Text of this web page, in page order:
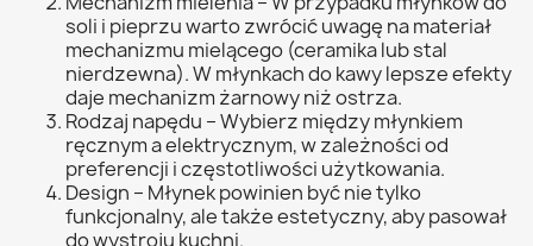
soli i pieprzu warto zwrócić uwagę na materiał
mechanizmu mielącego (ceramika lub stal
nierdzewna). W młynkach do kawy lepsze efekty
daje mechanizm żarnowy niż ostrza.
Rodzaj napędu – Wybierz między młynkiem
ręcznym a elektrycznym, w zależności od
preferencji i częstotliwości użytkowania.
Design – Młynek powinien być nie tylko
funkcjonalny, ale także estetyczny, aby pasował
do wystroju kuchni.